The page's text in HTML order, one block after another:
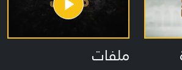
ملفات